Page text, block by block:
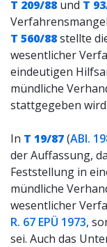
T 209/88 und T
T 560/88stellte
wesentlicher
eindeutigen
mündliche
stattgegeben wird
In T 19/87(ABl.
der Auffassung,
Feststellung in
mündliche
wesentlicher
R. 67 EPÜ 1973,
sei. Auch das